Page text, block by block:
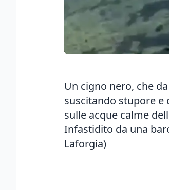
Un cigno nero, che
suscitando stupore e
sulle acque calme
Infastidito da una
Laforgia)